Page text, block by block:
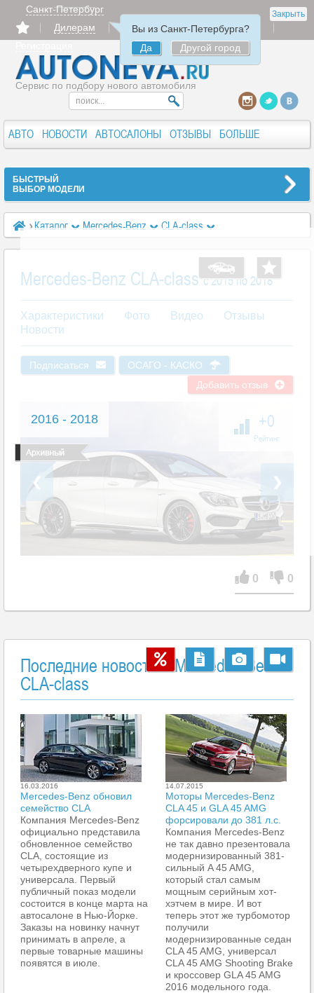
Закрыть
Санкт-Петербург
Вы из Санкт-Петербурга?
Да
Другой город
Дилерам Продать
Авторизация
Сервис по подбору нового автомобиля
АВТО НОВОСТИ АВТОСАЛОНЫ ОТЗЫВЫ БОЛЬШЕ
БЫСТРЫЙ
ВЫБОР МОДЕЛИ
Каталог Mercedes-Benz
CLA-class
Mercedes-Benz CLA-class
Mercedes-Benz CLA-classc 2015 по 2018
Характеристики Фото Видео
Отзывы
Новости
Подписаться
ОСАГО - КАСКО
Добавить отзыв
+0
Рейтинг
2016 - 2018
❮ ❯
0 0
Последние новости о Mercedes-Benz
CLA-class
16.03.2016
Mercedes-Benz обновил
семейство CLA
Компания Mercedes-Benz
официально представила
обновленное семейство
CLA, состоящие из
четырехдверного купе и
универсала. Первый
публичный показ модели
состоится в конце марта на
автосалоне в Нью-Йорке.
Заказы на новинку начнут
принимать в апреле, а
первые товарные машины
появятся в июле.
14.07.2015
Моторы Mercedes-Benz
CLA 45 и GLA 45 AMG
форсировали до 381 л.с.
Компания Mercedes-Benz
не так давно презентовала
модернизированный 381-
сильный A 45 AMG,
который стал самым
мощным серийным хот-
хэтчем в мире. И вот
теперь этот же турбомотор
получили
модернизированные седан
CLA 45 AMG, универсал
CLA 45 AMG Shooting Brake
и кроссовер GLA 45 AMG
2016 модельного года.